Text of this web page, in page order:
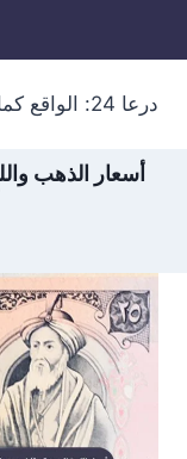
درعا 24: الواقع كما هو